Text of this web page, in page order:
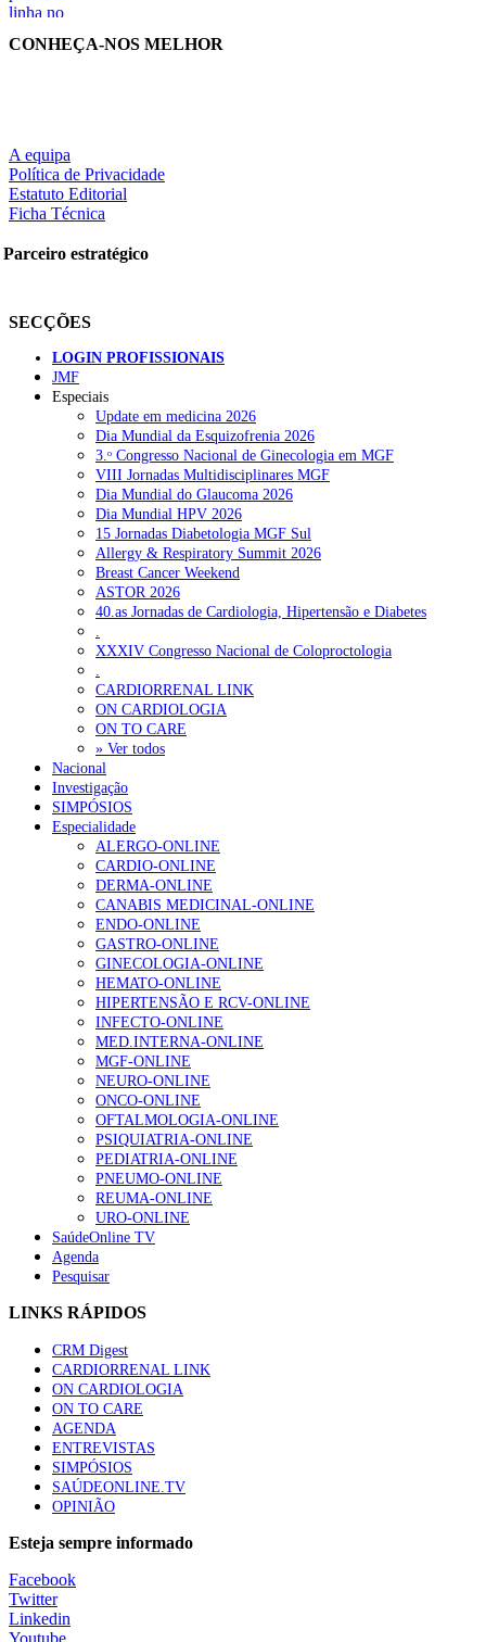
CONHEÇA-NOS MELHOR
A equipa
Política de Privacidade
Estatuto Editorial
Ficha Técnica
Parceiro estratégico
SECÇÕES
LOGIN PROFISSIONAIS
JMF
Especiais
Update em medicina 2026
Dia Mundial da Esquizofrenia 2026
3.ᵒ Congresso Nacional de Ginecologia em MGF
VIII Jornadas Multidisciplinares MGF
Dia Mundial do Glaucoma 2026
Dia Mundial HPV 2026
15 Jornadas Diabetologia MGF Sul
Allergy & Respiratory Summit 2026
Breast Cancer Weekend
ASTOR 2026
40.as Jornadas de Cardiologia, Hipertensão e Diabetes
XXXIV Congresso Nacional de Coloproctologia
CARDIORRENAL LINK
ON CARDIOLOGIA
ON TO CARE
» Ver todos
Nacional
Investigação
SIMPÓSIOS
Especialidade
ALERGO-ONLINE
CARDIO-ONLINE
DERMA-ONLINE
CANABIS MEDICINAL-ONLINE
ENDO-ONLINE
GASTRO-ONLINE
GINECOLOGIA-ONLINE
HEMATO-ONLINE
HIPERTENSÃO E RCV-ONLINE
INFECTO-ONLINE
MED.INTERNA-ONLINE
MGF-ONLINE
NEURO-ONLINE
ONCO-ONLINE
OFTALMOLOGIA-ONLINE
PSIQUIATRIA-ONLINE
PEDIATRIA-ONLINE
PNEUMO-ONLINE
REUMA-ONLINE
URO-ONLINE
SaúdeOnline TV
Agenda
Pesquisar
LINKS RÁPIDOS
CRM Digest
CARDIORRENAL LINK
ON CARDIOLOGIA
ON TO CARE
AGENDA
ENTREVISTAS
SIMPÓSIOS
SAÚDEONLINE.TV
OPINIÃO
Esteja sempre informado
Facebook
Twitter
Linkedin
Youtube